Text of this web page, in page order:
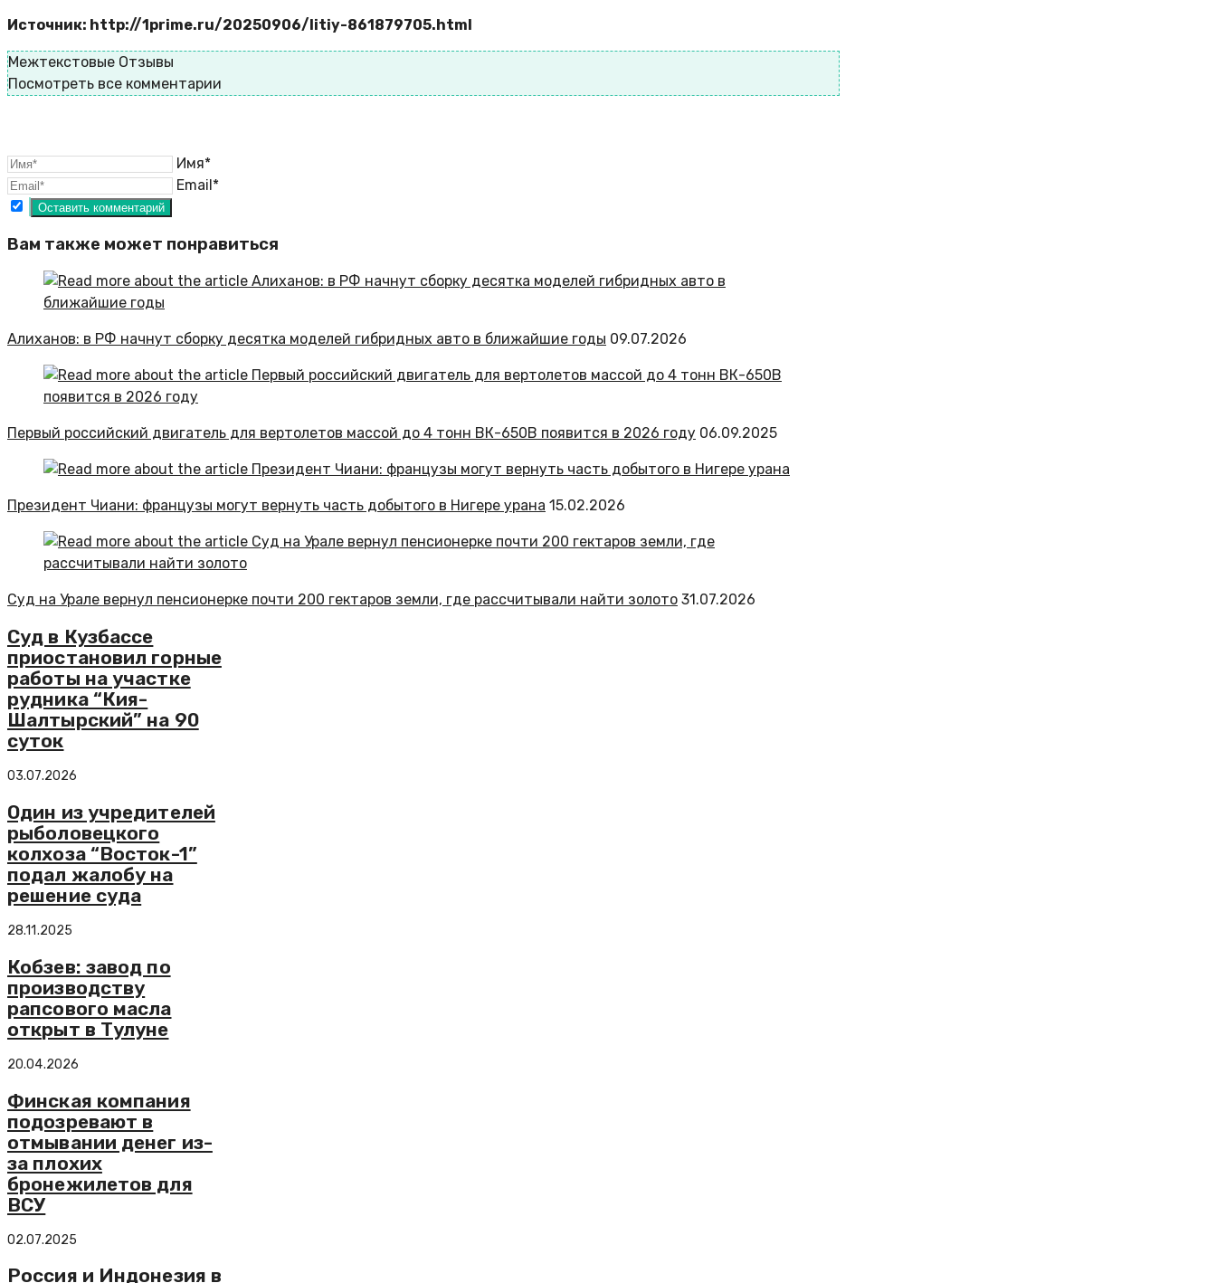
Источник: http://1prime.ru/20250906/litiy-861879705.html
Межтекстовые Отзывы
Посмотреть все комментарии
Имя*
Email*
Вам также может понравиться
Алиханов: в РФ начнут сборку десятка моделей гибридных авто в ближайшие годы 09.07.2026
Первый российский двигатель для вертолетов массой до 4 тонн ВК-650В появится в 2026 году 06.09.2025
Президент Чиани: французы могут вернуть часть добытого в Нигере урана 15.02.2026
Суд на Урале вернул пенсионерке почти 200 гектаров земли, где рассчитывали найти золото 31.07.2026
Суд в Кузбассе
приостановил горные
работы на участке
рудника “Кия-
Шалтырский” на 90
суток
03.07.2026
Один из учредителей
рыболовецкого
колхоза “Восток-1”
подал жалобу на
решение суда
28.11.2025
Кобзев: завод по
производству
рапсового масла
открыт в Тулуне
20.04.2026
Финская компания
подозревают в
отмывании денег из-
за плохих
бронежилетов для
ВСУ
02.07.2025
Россия и Индонезия в